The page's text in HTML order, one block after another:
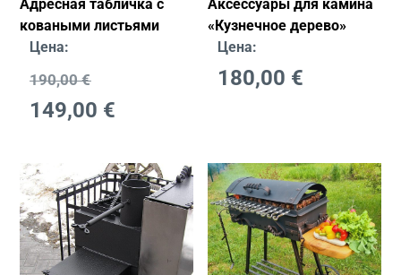
Адресная табличка с
коваными листьями
Цена:
190,00€
149,00 €
Аксессуары для камина
«Кузнечное дерево»
Цена:
180,00 €